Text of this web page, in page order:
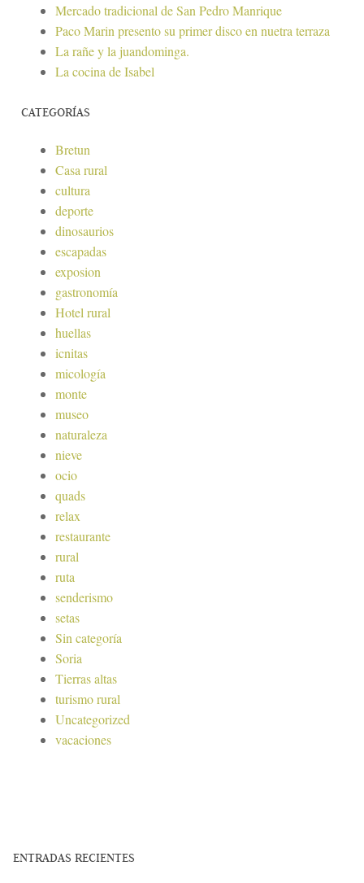
Mercado tradicional de San Pedro Manrique
Paco Marin presento su primer disco en nuetra terraza
La rañe y la juandominga.
La cocina de Isabel
CATEGORÍAS
Bretun
Casa rural
cultura
deporte
dinosaurios
escapadas
exposion
gastronomía
Hotel rural
huellas
icnitas
micología
monte
museo
naturaleza
nieve
ocio
quads
relax
restaurante
rural
ruta
senderismo
setas
Sin categoría
Soria
Tierras altas
turismo rural
Uncategorized
vacaciones
ENTRADAS RECIENTES